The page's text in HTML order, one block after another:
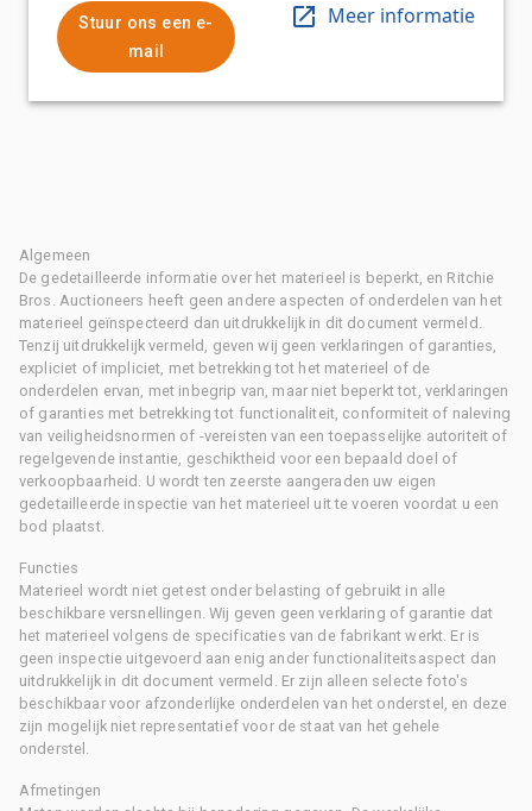
Stuur ons een e-
mail
Meer informatie
Algemeen
De gedetailleerde informatie over het materieel is beperkt, en Ritchie
Bros. Auctioneers heeft geen andere aspecten of onderdelen van het
materieel geïnspecteerd dan uitdrukkelijk in dit document vermeld.
Tenzij uitdrukkelijk vermeld, geven wij geen verklaringen of garanties,
expliciet of impliciet, met betrekking tot het materieel of de
onderdelen ervan, met inbegrip van, maar niet beperkt tot, verklaringen
of garanties met betrekking tot functionaliteit, conformiteit of naleving
van veiligheidsnormen of -vereisten van een toepasselijke autoriteit of
regelgevende instantie, geschiktheid voor een bepaald doel of
verkoopbaarheid. U wordt ten zeerste aangeraden uw eigen
gedetailleerde inspectie van het materieel uit te voeren voordat u een
bod plaatst.
Functies
Materieel wordt niet getest onder belasting of gebruikt in alle
beschikbare versnellingen. Wij geven geen verklaring of garantie dat
het materieel volgens de specificaties van de fabrikant werkt. Er is
geen inspectie uitgevoerd aan enig ander functionaliteitsaspect dan
uitdrukkelijk in dit document vermeld. Er zijn alleen selecte foto's
beschikbaar voor afzonderlijke onderdelen van het onderstel, en deze
zijn mogelijk niet representatief voor de staat van het gehele
onderstel.
Afmetingen